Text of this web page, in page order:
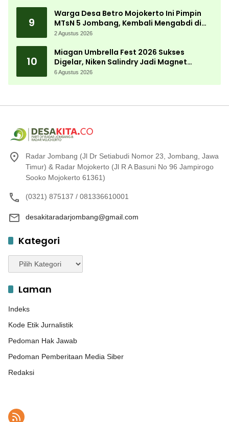
9
Warga Desa Betro Mojokerto Ini Pimpin
MTsN 5 Jombang, Kembali Mengabdi di
Almamater
2 Agustus 2026
10
Miagan Umbrella Fest 2026 Sukses
Digelar, Niken Salindry Jadi Magnet
Ribuan Pengunjung
6 Agustus 2026
Radar Jombang (Jl Dr Setiabudi Nomor 23, Jombang, Jawa
Timur) & Radar Mojokerto (Jl R A Basuni No 96 Jampirogo
Sooko Mojokerto 61361)
(0321) 875137 / 081336610001
desakitaradarjombang@gmail.com
Kategori
Kategori
Laman
Indeks
Kode Etik Jurnalistik
Pedoman Hak Jawab
Pedoman Pemberitaan Media Siber
Redaksi